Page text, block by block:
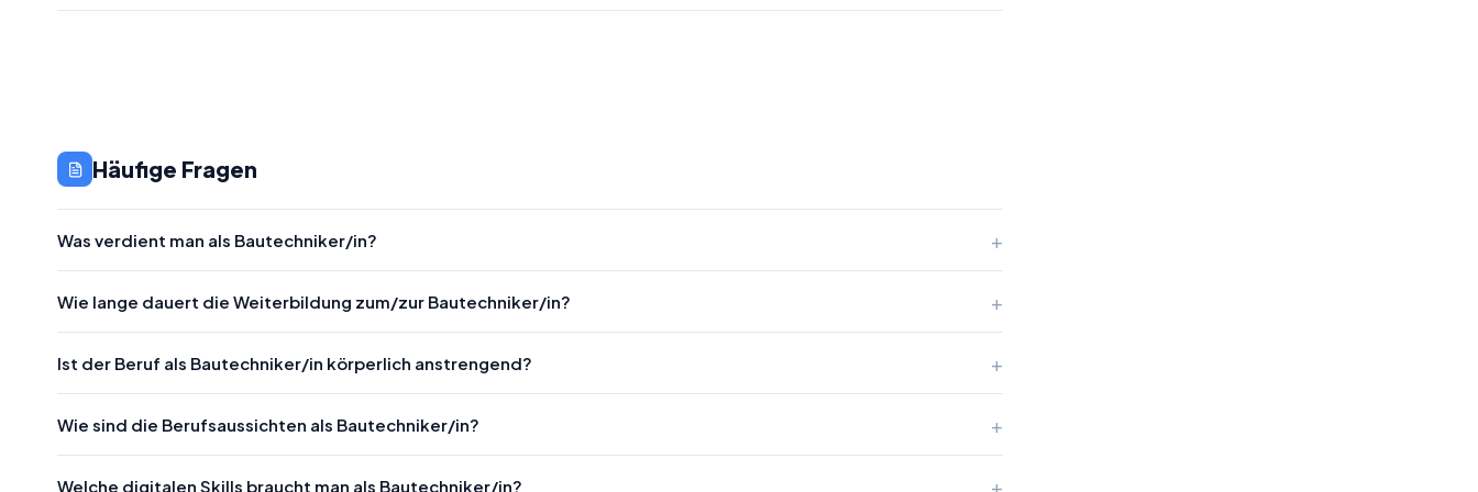
Häufige Fragen
Was verdient man als Bautechniker/in?
Wie lange dauert die Weiterbildung zum/zur Bautechniker/in?
Ist der Beruf als Bautechniker/in körperlich anstrengend?
Wie sind die Berufsaussichten als Bautechniker/in?
Welche digitalen Skills braucht man als Bautechniker/in?